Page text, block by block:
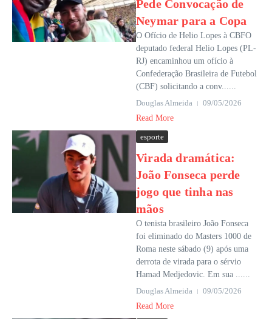
Pede Convocação de
Neymar para a Copa
O Ofício de Helio Lopes à CBFO
deputado federal Helio Lopes (PL-
RJ) encaminhou um ofício à
Confederação Brasileira de Futebol
(CBF) solicitando a conv......
Douglas Almeida
09/05/2026
Read More
esporte
Virada dramática:
João Fonseca perde
jogo que tinha nas
mãos
O tenista brasileiro João Fonseca
foi eliminado do Masters 1000 de
Roma neste sábado (9) após uma
derrota de virada para o sérvio
Hamad Medjedovic. Em sua ......
Douglas Almeida
09/05/2026
Read More